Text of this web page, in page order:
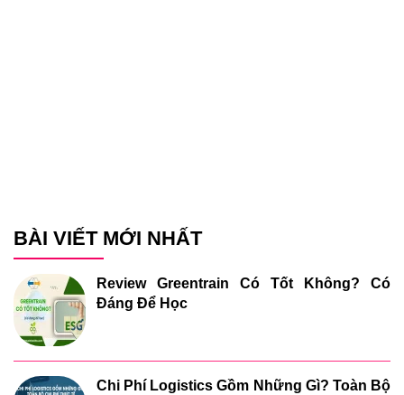
BÀI VIẾT MỚI NHẤT
Review Greentrain Có Tốt Không? Có
Đáng Để Học
Chi Phí Logistics Gồm Những Gì? Toàn Bộ